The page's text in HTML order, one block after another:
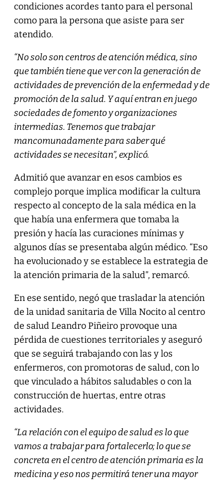
condiciones acordes tanto para el personal
como para la persona que asiste para ser
atendido.
“No solo son centros de atención médica, sino
que también tiene que ver con la generación de
actividades de prevención de la enfermedad y de
promoción de la salud. Y aquí entran en juego
sociedades de fomento y organizaciones
intermedias. Tenemos que trabajar
mancomunadamente para saber qué
actividades se necesitan”, explicó.
Admitió que avanzar en esos cambios es
complejo porque implica modificar la cultura
respecto al concepto de la sala médica en la
que había una enfermera que tomaba la
presión y hacía las curaciones mínimas y
algunos días se presentaba algún médico. “Eso
ha evolucionado y se establece la estrategia de
la atención primaria de la salud”, remarcó.
En ese sentido, negó que trasladar la atención
de la unidad sanitaria de Villa Nocito al centro
de salud Leandro Piñeiro provoque una
pérdida de cuestiones territoriales y aseguró
que se seguirá trabajando con las y los
enfermeros, con promotoras de salud, con lo
que vinculado a hábitos saludables o con la
construcción de huertas, entre otras
actividades.
“La relación con el equipo de salud es lo que
vamos a trabajar para fortalecerlo; lo que se
concreta en el centro de atención primaria es la
medicina y eso nos permitirá tener una mayor